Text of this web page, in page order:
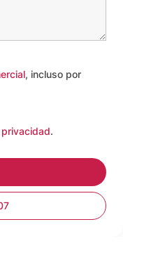
, incluso por
.